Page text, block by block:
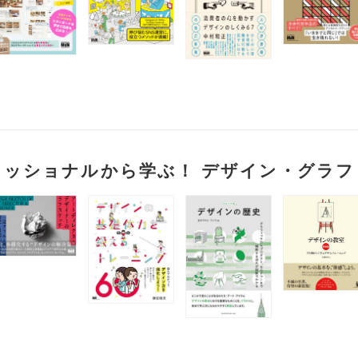
ショナルから学ぶ！ デザイン・グラ